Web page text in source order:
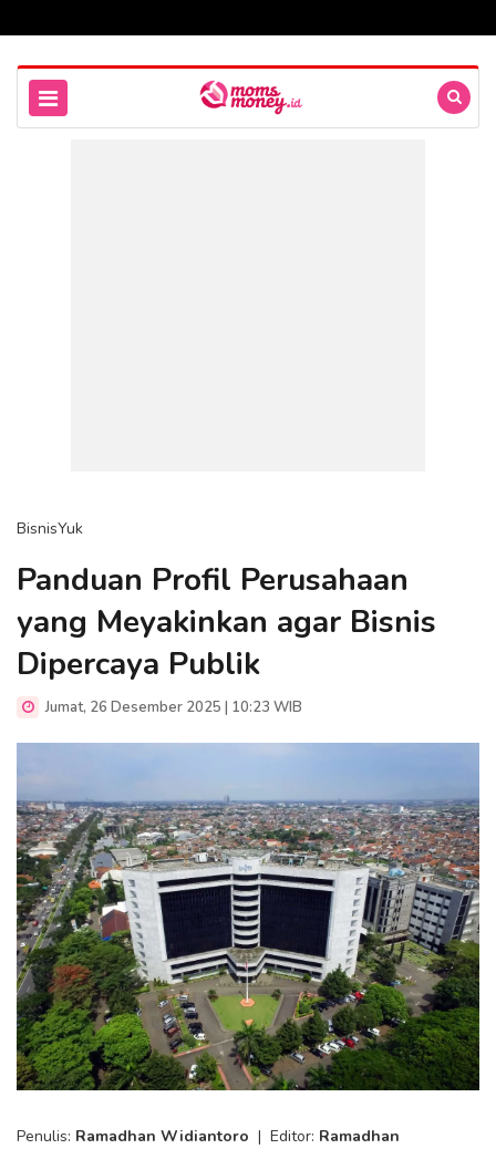
BisnisYuk
Panduan Profil Perusahaan
yang Meyakinkan agar Bisnis
Dipercaya Publik
Jumat, 26 Desember 2025 | 10:23 WIB
Penulis: Ramadhan Widiantoro | Editor: Ramadhan